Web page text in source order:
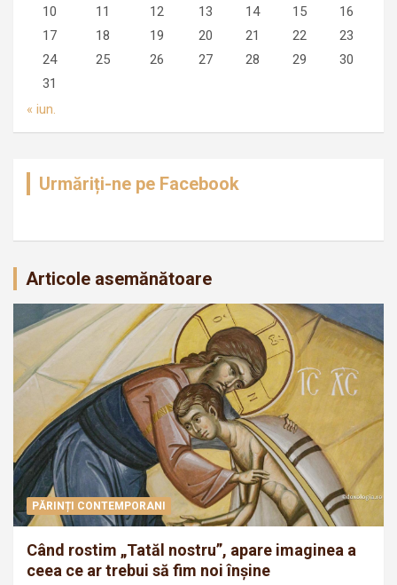
10
11 12 13 14 15
16
17
18 19 20 21 22
23
24
25 26 27 28 29
30
31
« iun.
Urmăriți-ne pe Facebook
Articole asemănătoare
PĂRINȚI CONTEMPORANI
Când rostim „Tatăl nostru”, apare imaginea a
ceea ce ar trebui să fim noi înșine